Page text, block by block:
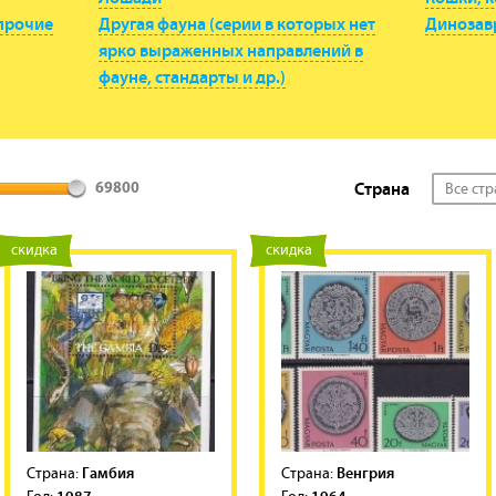
Другая фауна (серии в которых нет
ярко выраженных направлений в
фауне, стандарты и др.)
69800 Страна Все
новинка
скидка
Cтрана: Гамбия
новинка
скидка
Cтрана: Венгрия